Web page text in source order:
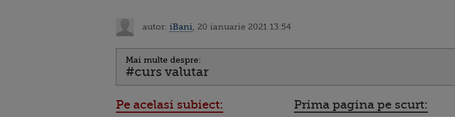
autor: iBani , 20 ianuarie 2021 13:54
Mai multe despre:
#curs valutar
Pe acelasi subiect: Prima pagina pe scurt: